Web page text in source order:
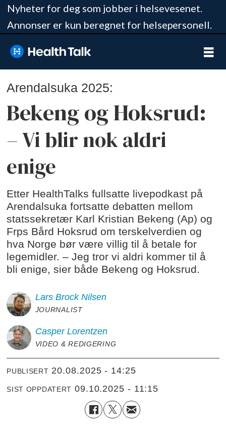
Nyheter for deg som jobber i helsevesenet.
Annonser er kun beregnet for helsepersonell.
Arendalsuka 2025:
Bekeng og Hoksrud:
– Vi blir nok aldri
enige
Etter HealthTalks fullsatte livepodkast på
Arendalsuka fortsatte debatten mellom
statssekretær Karl Kristian Bekeng (Ap) og
Frps Bård Hoksrud om terskelverdien og
hva Norge bør være villig til å betale for
legemidler. – Jeg tror vi aldri kommer til å
bli enige, sier både Bekeng og Hoksrud.
Lars Brock Nilsen
JOURNALIST
Casper Lorentzen
VIDEO & REDIGERING
PUBLISERT 20.08.2025 - 14:25
SIST OPPDATERT 09.10.2025 - 11:15